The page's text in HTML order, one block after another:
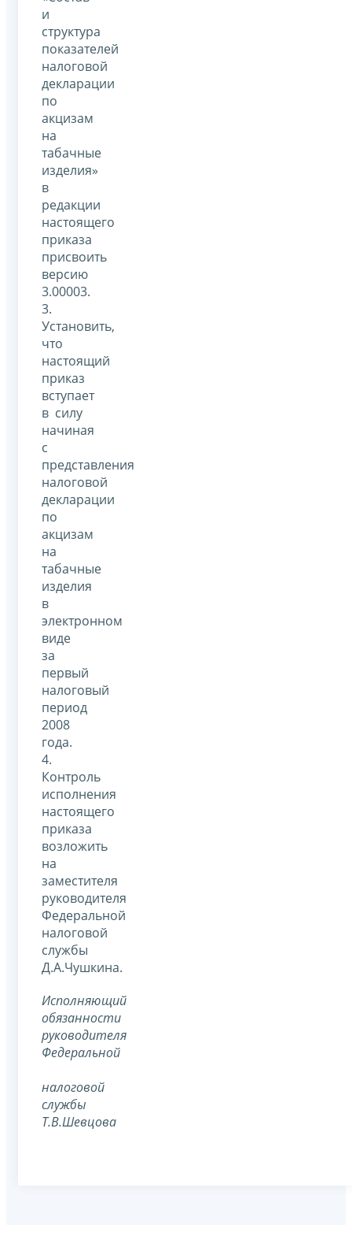
и
структура
показателей
налоговой
декларации
по
акцизам
на
табачные
изделия»
в
редакции
настоящего
приказа
присвоить
версию
3.00003.
3.
Установить,
что
настоящий
приказ
вступает
в силу
начиная
с
представления
налоговой
декларации
по
акцизам
на
табачные
изделия
в
электронном
виде
за
первый
налоговый
период
2008
года.
4.
Контроль
исполнения
настоящего
приказа
возложить
на
заместителя
руководителя
Федеральной
налоговой
службы
Д.А.Чушкина.
Исполняющий
обязанности
руководителя
Федеральной
налоговой
службы
Т.В.Шевцова